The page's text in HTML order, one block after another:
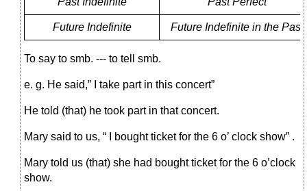
Future Indefinite Future Indefinite in the Past
To say to smb. --- to tell smb.
e. g. He said,” I take part in this concert”
He told (that) he took part in that concert.
Mary said to us, “ I bought ticket for the 6 o’ clock show” .
Mary told us (that) she had bought ticket for the 6 o’clock
show.